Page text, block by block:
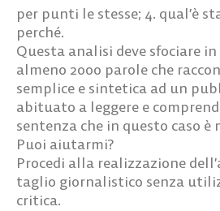
per punti le stesse; 4. qual’è
perché.
Questa analisi deve sfociare
almeno 2000 parole che
semplice e sintetica ad un
abituato a leggere e
sentenza che in questo caso è
Puoi aiutarmi?
Procedi alla realizzazione
taglio giornalistico senza
critica.